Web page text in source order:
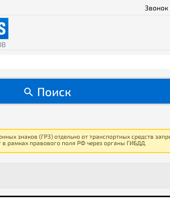
Поиск
знаков (ГРЗ) отдельно от транспортных средств
рамках правового поля РФ через органы ГИБДД.